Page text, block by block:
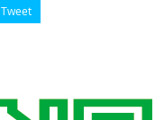
Tweet